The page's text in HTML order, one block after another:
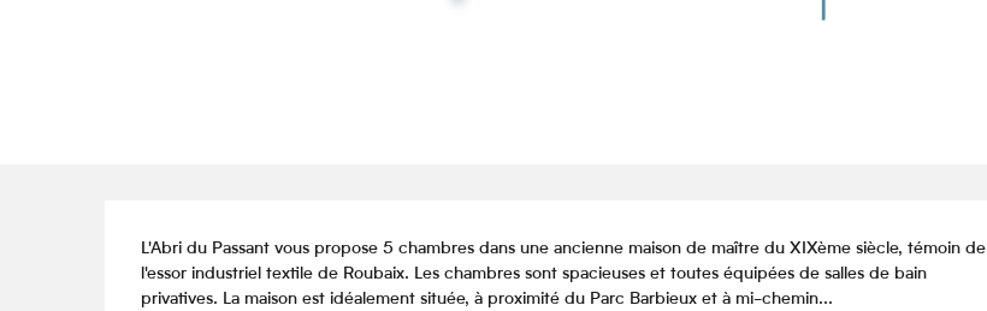
Description
L'Abri du Passant vous propose 5 chambres dans une ancienne maison de maître du XIXème siècle, témoin de
l'essor industriel textile de Roubaix. Les chambres sont spacieuses et toutes équipées de salles de bain
privatives. La maison est idéalement située, à proximité du Parc Barbieux et à mi-chemin...